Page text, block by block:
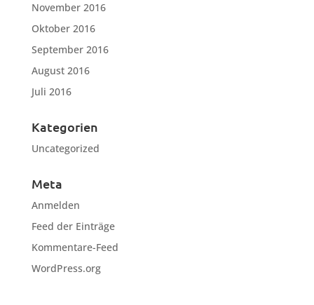
November 2016
Oktober 2016
September 2016
August 2016
Juli 2016
Kategorien
Uncategorized
Meta
Anmelden
Feed der Einträge
Kommentare-Feed
WordPress.org